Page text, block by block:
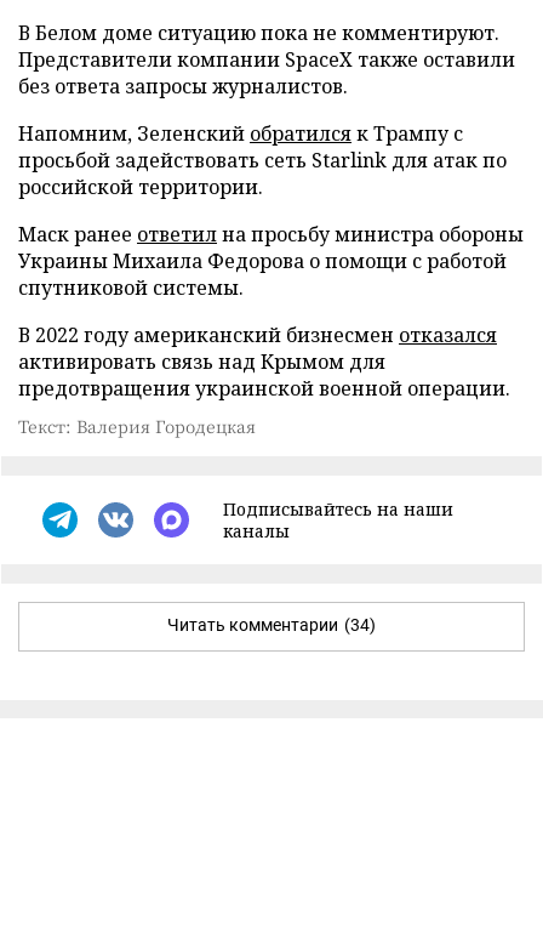
В Белом доме ситуацию пока не комментируют.
Представители компании SpaceX также оставили
без ответа запросы журналистов.
Напомним, Зеленский обратилсяк Трампу с
просьбой задействовать сеть Starlink для атак по
российской территории.
Маск ранее ответилна просьбу министра обороны
Украины Михаила Федорова о помощи с работой
спутниковой системы.
В 2022 году американский бизнесмен отказался
активировать связь над Крымом для
предотвращения украинской военной операции.
Текст: Валерия Городецкая
Подписывайтесь на наши
каналы
Читать комментарии (34)